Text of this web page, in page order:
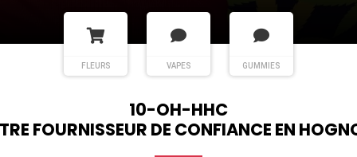
FLEURS VAPES GUMMIES
10-OH-HHC
FOURNISSEUR DE CONFIANCE EN